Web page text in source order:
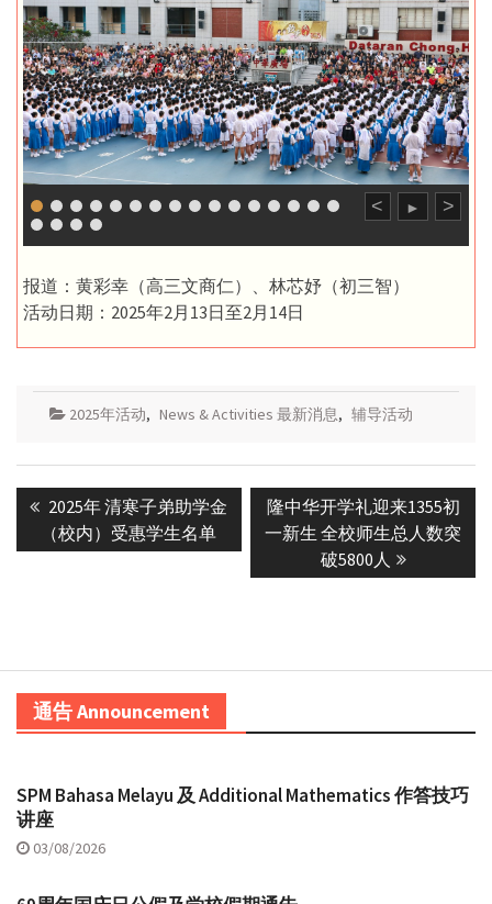
< ► >
报道：黄彩幸（高三文商仁）、林芯妤（初三智）
活动日期：2025年2月13日至2月14日
2025年活动, News & Activities 最新消息, 辅导活动
Post
navigation
Previous
post:
2025年 清寒子弟助学金
（校内）受惠学生名单
Next
post:
隆中华开学礼迎来1355初
一新生 全校师生总人数突
破5800人
通告 Announcement
SPM Bahasa Melayu 及 Additional Mathematics 作答技巧
讲座
03/08/2026